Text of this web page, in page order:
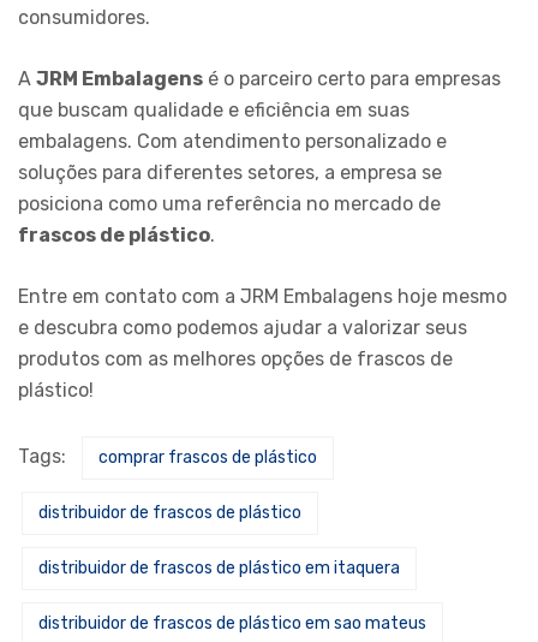
consumidores.
A JRM Embalagens é o parceiro certo para empresas
que buscam qualidade e eficiência em suas
embalagens. Com atendimento personalizado e
soluções para diferentes setores, a empresa se
posiciona como uma referência no mercado de
frascos de plástico.
Entre em contato com a JRM Embalagens hoje mesmo
e descubra como podemos ajudar a valorizar seus
produtos com as melhores opções de frascos de
plástico!
Tags: comprar frascos de plástico
distribuidor de frascos de plástico
distribuidor de frascos de plástico em itaquera
distribuidor de frascos de plástico em sao mateus